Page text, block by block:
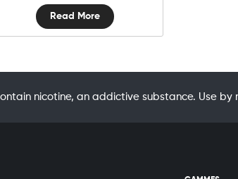
Read More
nicotine, an addictive substance. Use by